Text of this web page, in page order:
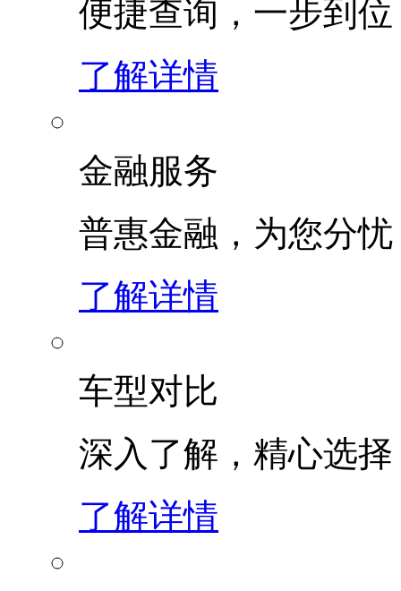
便捷查询，一步到位
了解详情
金融服务
普惠金融，为您分忧
了解详情
车型对比
深入了解，精心选择
了解详情